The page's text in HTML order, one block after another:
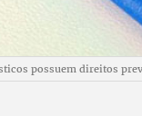
possuem direitos